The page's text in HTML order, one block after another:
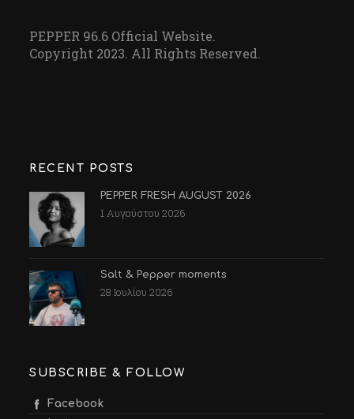
PEPPER 96.6 Official Website.
Copyright 2023. All Rights Reserved.
RECENT POSTS
PEPPER FRESH AUGUST 2026
1 Αυγούστου 2026
Salt & Pepper moments
28 Ιουλίου 2026
SUBSCRIBE & FOLLOW
Facebook